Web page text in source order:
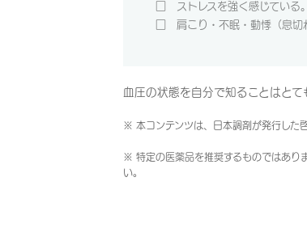
□ ストレスを強く感じている。
□ 肩こり・不眠・動悸（息切
血圧の状態を自分で知ることはと
※ 本コンテンツは、日本調剤が発行した
※ 特定の医薬品を推奨するものではあり
い。